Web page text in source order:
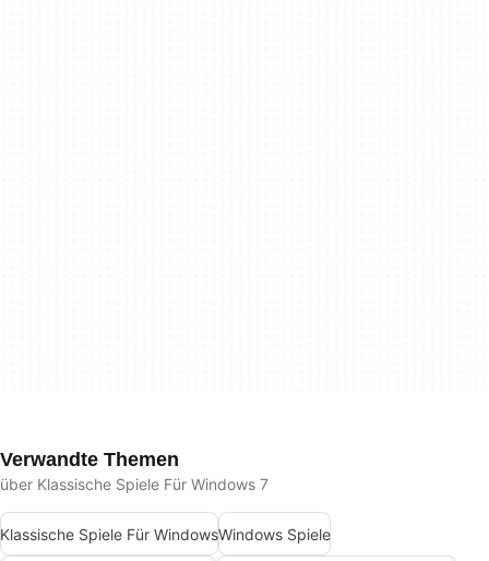
Verwandte Themen
über Klassische Spiele Für Windows 7
Klassische Spiele Für WindowsWindows Spiele